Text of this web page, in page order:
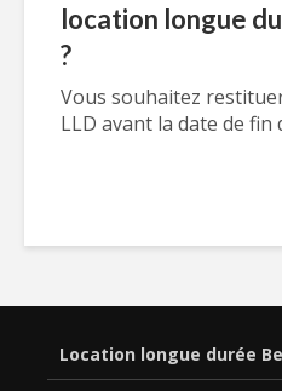
location longue
?
Vous souhaitez
LLD avant la date de fin
Location longue durée